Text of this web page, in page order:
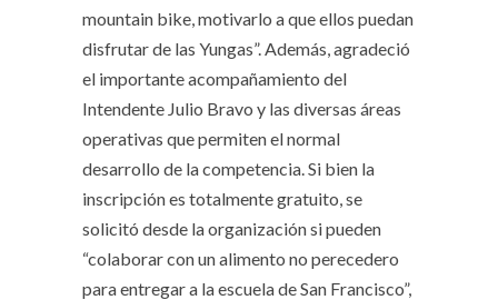
mountain bike, motivarlo a que ellos puedan
disfrutar de las Yungas”. Además, agradeció
el importante acompañamiento del
Intendente Julio Bravo y las diversas áreas
operativas que permiten el normal
desarrollo de la competencia. Si bien la
inscripción es totalmente gratuito, se
solicitó desde la organización si pueden
“colaborar con un alimento no perecedero
para entregar a la escuela de San Francisco”,